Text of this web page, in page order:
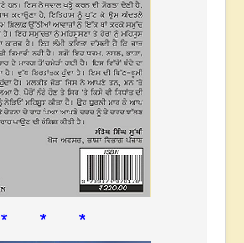
* * *